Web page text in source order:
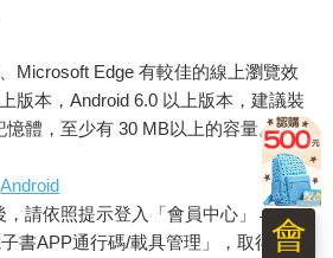
〉將會回頭探討數字本身。生活在現代
收到各種令人眼花撩亂的資料，包含最
民意調查和體育比賽統計數據等等。我
這些數字的祕訣，包含如何得到這些數
雜量值做出合理的粗略估算。
成長〉將會介紹「指數成長」的概念，
細菌繁殖或核反應中，都會出現指數成
用數學家稱為「對數刻度」的方法，在
將解釋這樣的呈現方式，如何提供我們
的相關洞見。
Microsoft Edge 有較佳的線上瀏覽效
版本，Android 6.0 以上版本，建議裝
憶體，至少有 30 MB以上的容量。
Android
，請依照提示登入「會員中心」→「我
書APP通行碼/載具管理」，取得通行
會